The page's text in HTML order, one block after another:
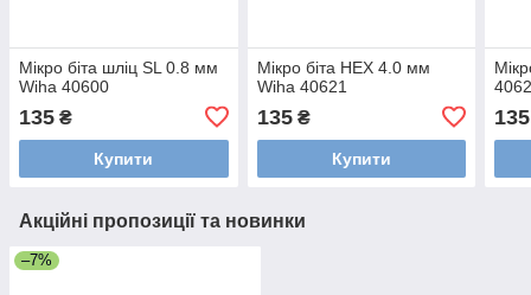
Мікро біта шліц SL 0.8 мм
Wiha 40600
135 ₴
Купити
Мікро біта HEX 4.0 мм
Wiha 40621
135₴
Купити
135
Акційні пропозиції та новинки
–7%